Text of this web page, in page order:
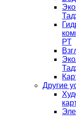
РТ
Другие